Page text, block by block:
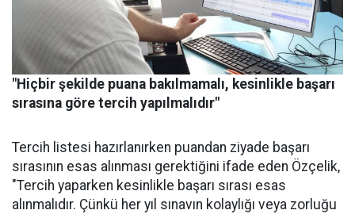
"Hiçbir şekilde puana bakılmamalı, kesinlikle başarı
sırasına göre tercih yapılmalıdır"
Tercih listesi hazırlanırken puandan ziyade başarı
sırasının esas alınması gerektiğini ifade eden Özçelik,
"Tercih yaparken kesinlikle başarı sırası esas
alınmalıdır. Çünkü her yıl sınavın kolaylığı veya zorluğu